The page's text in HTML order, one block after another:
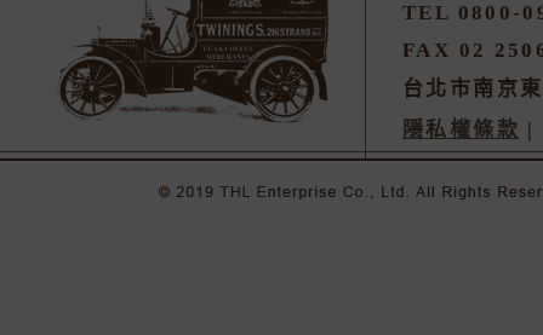
TEL 0800-
FAX 02
台北市南京
隱私權條款 |